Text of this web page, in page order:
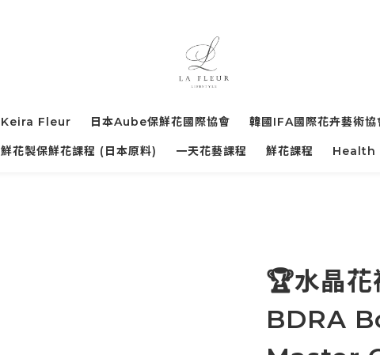
Keira Fleur 日本Aube保鮮花國際協會 韓國IFA國際花卉藝術協
鮮花製保鮮花課程 (日本原料) 一天花藝課程 鮮花課程 Health
🏆水晶
BDRA